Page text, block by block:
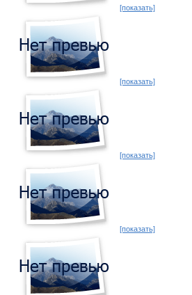
[показать]
[показать]
[показать]
[показать]